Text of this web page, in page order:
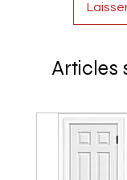
Articles